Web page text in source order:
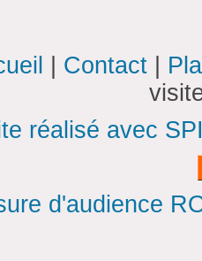
Contact
réalisé avec
d'audience